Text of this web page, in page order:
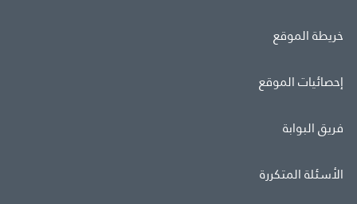
خريطة الموقع
إحصائيات الموقع
فريق البوابة
الأسئلة المتكررة